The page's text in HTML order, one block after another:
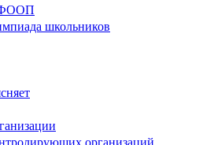
школьников
организаций